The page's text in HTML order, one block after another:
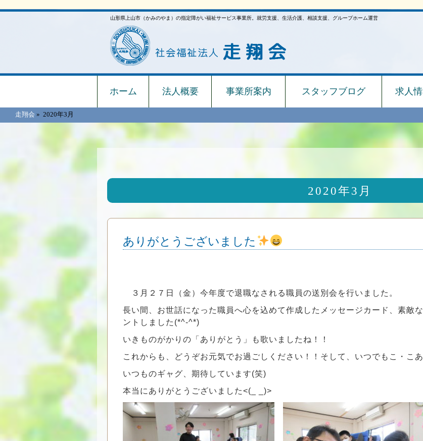
山形県上山市（かみのやま）の指定障がい福祉サービス事業所。就労支援、生活介護、相談支援、グループホーム運営
ホーム 法人概要 事業所案内 スタッフブログ 求人
走翔会 » 2020年3月
2020年3月
ありがとうございました
３月２７日（金）今年度で退職なされる職員の送別会を行いました。
長い間、お世話になった職員へ心を込めて作成したメッセージカード、素敵
ントしました(*^-^*)
いきものがかりの「ありがとう」も歌いましたね！！
これからも、どうぞお元気でお過ごしください！！そして、いつでもこ・こ
いつものギャグ、期待しています(笑)
本当にありがとうございました<(_ _)>